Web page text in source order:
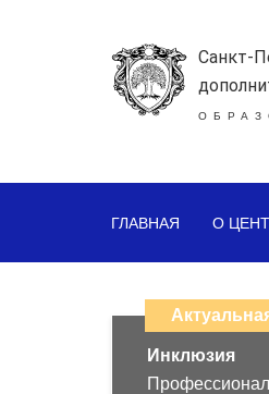
Санкт-
ГЛАВНАЯ О
Инклюзия